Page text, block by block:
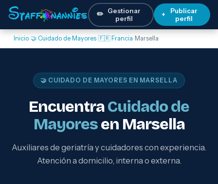
✏️ Gestionar
perfil
+
Publicar
perfil
Inicio›🤝 Cuidado de Mayores›🇫🇷 Francia› Marsella
🤝 CUIDADO DE MAYORES EN MARSELLA
EncuentraCuidado de
Mayoresen Marsella
Auxiliares de geriatría y cuidadores con experiencia.
Atención a domicilio, interna o externa.